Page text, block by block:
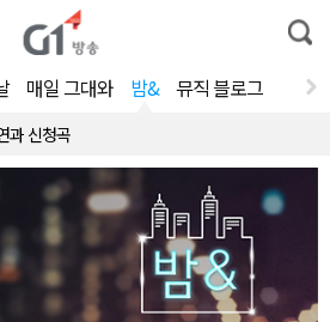
통
합
매일 그대와 밤& 뮤직 블로그
과 신청곡